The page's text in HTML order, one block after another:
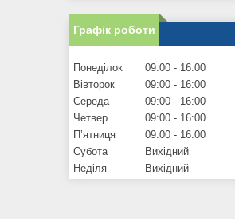
Графік роботи
Понеділок 09:00
16:00
Вівторок
09:00
16:00
Середа
09:00
16:00
Четвер
09:00
16:00
Пʼятниця
09:00
16:00
Субота
Вихідний
Неділя
Вихідний